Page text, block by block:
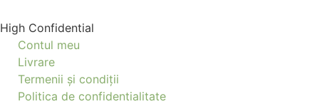
High Confidential
Contul meu
Livrare
Termenii și condiții
Politica de confidentialitate